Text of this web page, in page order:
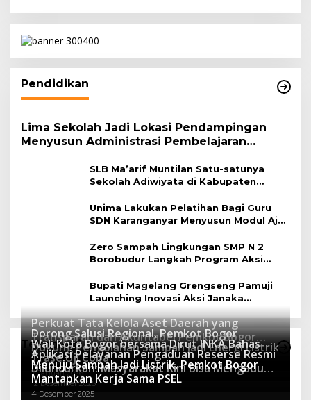
Pendidikan
Lima Sekolah Jadi Lokasi Pendampingan
Menyusun Administrasi Pembelajaran
SLB Ma’arif Muntilan Satu-satunya
Sekolah Adiwiyata di Kabupaten
Unima Lakukan Pelatihan Bagi Guru
SDN Karanganyar Menyusun Modul Ajar
Zero Sampah Lingkungan SMP N 2
Borobudur Langkah Program Aksi
Bupati Magelang Grengseng Pamuji
Launching Inovasi Aksi Janaka
Program Sekolah Adiwiyata
Teknologi
Perkuat Tata Kelola Aset Daerah yang
Transparan dan Akuntabel Pemkot Bogor
Luncurkan SIMASDA
8 Juli 2026
Dorong Salusi Regional, Pemkot Bogor
Dukung Pengolahan Sampah Jadi Energi Listrik
8 April 2026
Wali Kota Bogor bersama Dirut INKA Bahas
Trase Uji Coba
7 Januari 2026
Aplikasi Pelayanan Pengaduan Reserse Resmi
Diluncurkan: Masyarakat Kini Bisa Mengadu
Lebih Cepat, Mudah, dan Terintegrasi
12 Desember 2025
Menuju Sampah Jadi Listrik, Pemkot Bogor
Mantapkan Kerja Sama PSEL
4 Desember 2025